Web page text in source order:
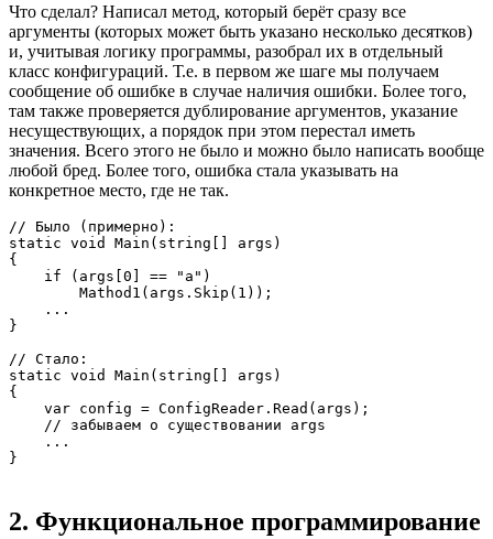
Что сделал? Написал метод, который берёт сразу все
аргументы (которых может быть указано несколько десятков)
и, учитывая логику программы, разобрал их в отдельный
класс конфигураций. Т.е. в первом же шаге мы получаем
сообщение об ошибке в случае наличия ошибки. Более того,
там также проверяется дублирование аргументов, указание
несуществующих, а порядок при этом перестал иметь
значения. Всего этого не было и можно было написать вообще
любой бред. Более того, ошибка стала указывать на
конкретное место, где не так.
// Было (примерно):
static void Main(string[] args)
{
    if (args[0] == "a")
        Mathod1(args.Skip(1));
    ...
}
// Стало:
static void Main(string[] args)
{
    var config = ConfigReader.Read(args);
    // забываем о существовании args
    ...
}
2. Функциональное программирование